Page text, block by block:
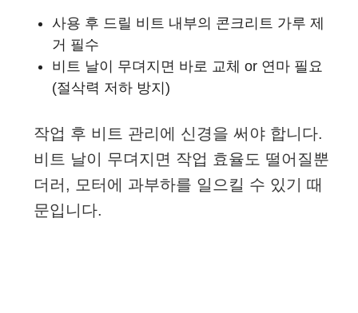
사용 후 드릴 비트 내부의 콘크리트 가루 제
거 필수
비트 날이 무뎌지면 바로 교체 or 연마 필요
(절삭력 저하 방지)
작업 후 비트 관리에 신경을 써야 합니다.
비트 날이 무뎌지면 작업 효율도 떨어질뿐
더러, 모터에 과부하를 일으킬 수 있기 때
문입니다.